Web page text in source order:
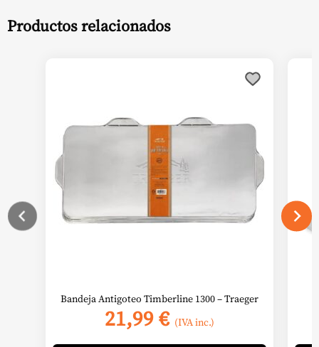
Productos relacionados
Bandeja Antigoteo Timberline 1300 – Traeger
21,99€ (IVA inc.)